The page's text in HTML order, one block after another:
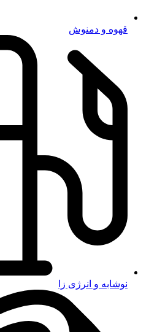
قهوه و دمنوش
نوشابه و انرژی زا